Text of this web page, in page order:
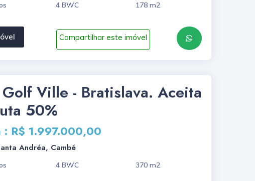
4 BWC 178 m2
Compartilhar este imóvel
Golf Ville - Bratislava. Aceita
50%
: R$ 1.997.000,00
Andréa, Cambé
4 BWC 370 m2